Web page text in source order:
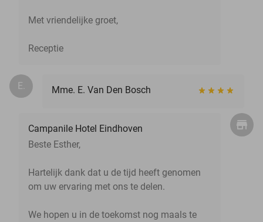
Met vriendelijke groet,
Receptie
E. Mme. E. Van Den Bosch
Campanile Hotel Eindhoven
Beste Esther,
Hartelijk dank dat u de tijd heeft genomen
om uw ervaring met ons te delen.
We hopen u in de toekomst nog maals te